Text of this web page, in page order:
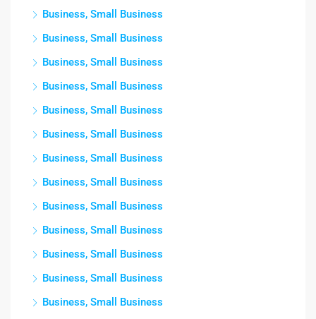
Business, Small Business
Business, Small Business
Business, Small Business
Business, Small Business
Business, Small Business
Business, Small Business
Business, Small Business
Business, Small Business
Business, Small Business
Business, Small Business
Business, Small Business
Business, Small Business
Business, Small Business